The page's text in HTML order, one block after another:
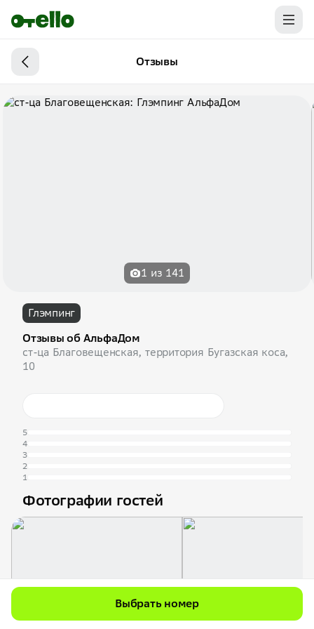
Отзывы
1 из 141
Глэмпинг
Отзывы об АльфаДом
ст-ца Благовещенская, территория Бугазская коса,
10
5
4
3
2
1
Фотографии гостей
Выбрать номер